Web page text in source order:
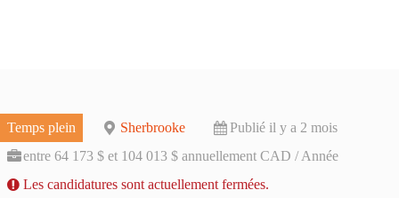
Temps plein Sherbrooke
Publié il y a 2 mois
entre 64 173 $ et 104 013 $ annuellement CAD / Année
Les candidatures sont actuellement fermées.